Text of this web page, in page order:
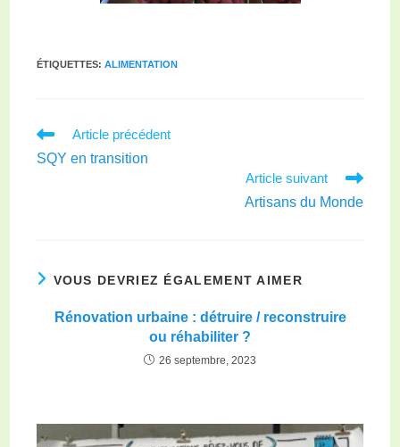
ÉTIQUETTES:ALIMENTATION
Article précédent
SQY en transition
Article suivant
Artisans du Monde
VOUS DEVRIEZ ÉGALEMENT AIMER
Rénovation urbaine : détruire / reconstruire
ou réhabiliter ?
26 septembre, 2023